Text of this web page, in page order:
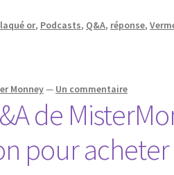
or, Podcasts, Q&A, réponse,
Monney— Un commentaire
de
pour acheter